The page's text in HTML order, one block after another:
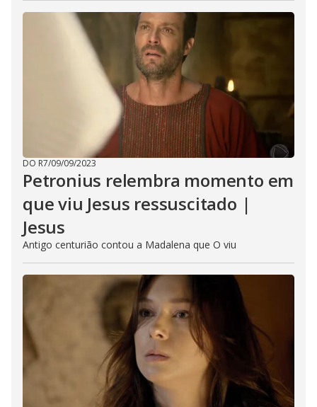
DO R7/09/09/2023
Petronius relembra momento em
que viu Jesus ressuscitado |
Jesus
Antigo centurião contou a Madalena que O viu